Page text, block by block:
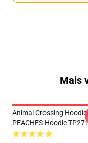
Mais
Animal Crossing
PEACHES Hoodie